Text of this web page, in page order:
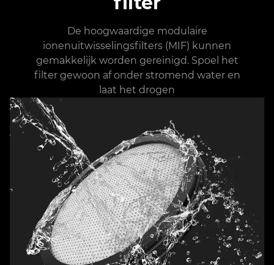
De hoogwaardige modulaire
ionenuitwisselingsfilters (MIF) kunnen
gemakkelijk worden gereinigd. Spoel het
filter gewoon af onder stromend water en
laat het drogen